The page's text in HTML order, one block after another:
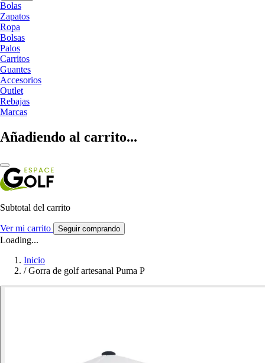
Bolas
Zapatos
Ropa
Bolsas
Palos
Carritos
Guantes
Accesorios
Outlet
Rebajas
Marcas
Añadiendo al carrito...
Subtotal del carrito
Ver mi carrito Seguir comprando
Loading...
Inicio
/ Gorra de golf artesanal Puma P